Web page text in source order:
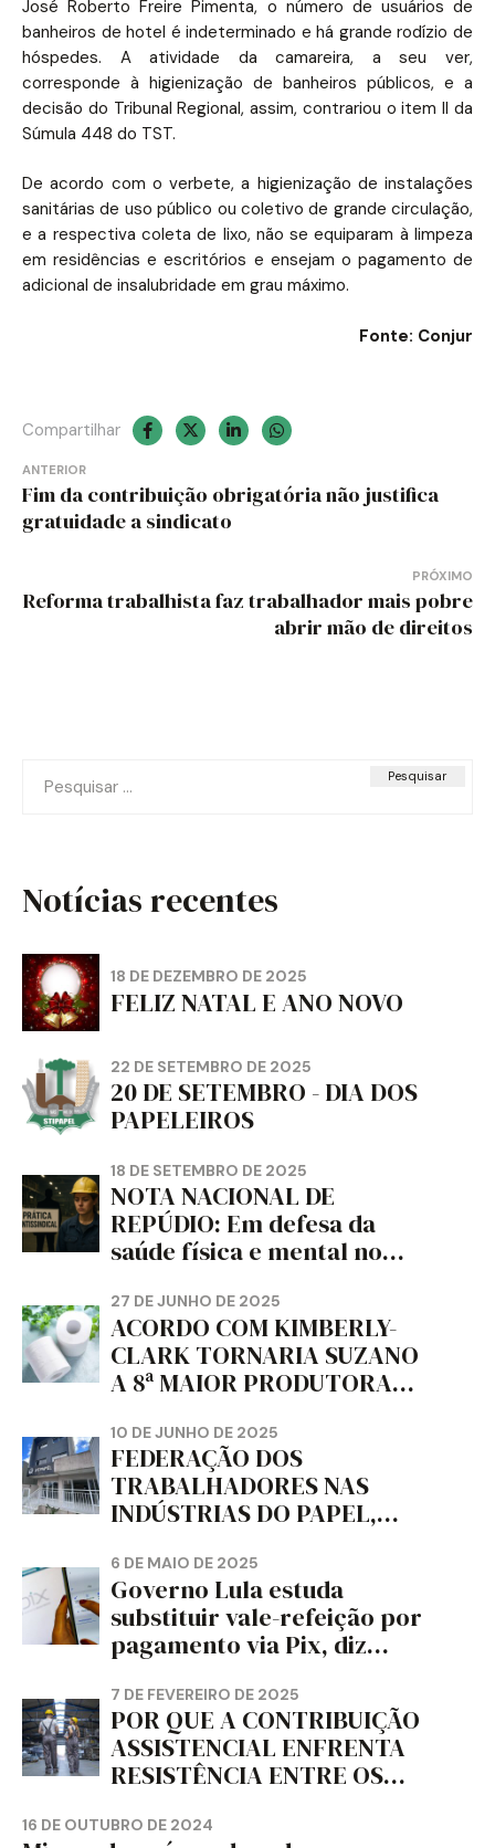
José Roberto Freire Pimenta, o número de usuários de
banheiros de hotel é indeterminado e há grande rodízio de
hóspedes. A atividade da camareira, a seu ver,
corresponde à higienização de banheiros públicos, e a
decisão do Tribunal Regional, assim, contrariou o item II da
Súmula 448 do TST.
De acordo com o verbete, a higienização de instalações
sanitárias de uso público ou coletivo de grande circulação,
e a respectiva coleta de lixo, não se equiparam à limpeza
em residências e escritórios e ensejam o pagamento de
adicional de insalubridade em grau máximo.
Fonte: Conjur
Compartilhar
Navegação
de
ANTERIOR
Fim da contribuição obrigatória não justifica
gratuidade a sindicato
PRÓXIMO
Reforma trabalhista faz trabalhador mais pobre
abrir mão de direitos
por:
Notícias recentes
18 DE DEZEMBRO DE 2025
FELIZ NATAL E ANO NOVO
22 DE SETEMBRO DE 2025
20 DE SETEMBRO - DIA DOS
PAPELEIROS
18 DE SETEMBRO DE 2025
NOTA NACIONAL DE
REPÚDIO: Em defesa da
saúde física e mental no
da dignidade sindical.
27 DE JUNHO DE 2025
ACORDO COM KIMBERLY-
CLARK TORNARIA SUZANO
A 8ª MAIOR PRODUTORA
MUNDO, DIZ FITCH
10 DE JUNHO DE 2025
FEDERAÇÃO DOS
TRABALHADORES NAS
INDÚSTRIAS DO PAPEL,
CORTIÇA E ARTEFATOS DE
PAPEL DO ESTADO DO
PARANÁ – FETRAPEL-PR
6 DE MAIO DE 2025
Governo Lula estuda
substituir vale-refeição por
pagamento via Pix, diz
7 DE FEVEREIRO DE 2025
POR QUE A CONTRIBUIÇÃO
ASSISTENCIAL ENFRENTA
RESISTÊNCIA ENTRE OS
16 DE OUTUBRO DE 2024